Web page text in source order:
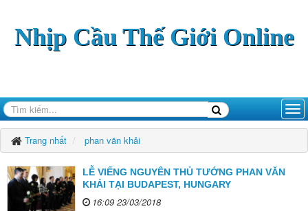
Nhịp Cầu Thế Giới Online
Trang nhất phan văn khải
LỄ VIẾNG NGUYÊN THỦ TƯỚNG PHAN VĂN
KHẢI TẠI BUDAPEST, HUNGARY
16:09 23/03/2018